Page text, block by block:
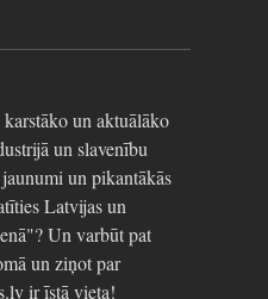
un aktuālāko
un slavenību
un pikantākās
Latvijas un
Un varbūt pat
un ziņot par
ir īstā vieta!